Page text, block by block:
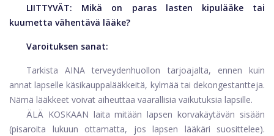
LIITTYVÄT:
Mikä on paras lasten kipulääke tai
kuumetta vähentävä lääke?
Varoituksen sanat:
Tarkista AINA terveydenhuollon tarjoajalta, ennen kuin
annat lapselle käsikauppalääkkeitä, kylmää tai dekongestantteja.
Nämä lääkkeet voivat aiheuttaa vaarallisia vaikutuksia lapsille.
ÄLÄ KOSKAAN laita mitään lapsen korvakäytävän sisään
(pisaroita lukuun ottamatta, jos lapsen lääkäri suosittelee).